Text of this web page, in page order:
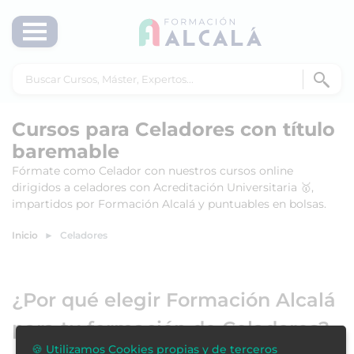
Cursos para Celadores con título
baremable
Fórmate como Celador con nuestros cursos online
dirigidos a celadores con Acreditación Universitaria 🥇,
impartidos por Formación Alcalá y puntuables en bolsas.
Inicio Celadores
¿Por qué elegir Formación Alcalá
para tu formación de Celadores?
🍪 Utilizamos Cookies propias y de terceros